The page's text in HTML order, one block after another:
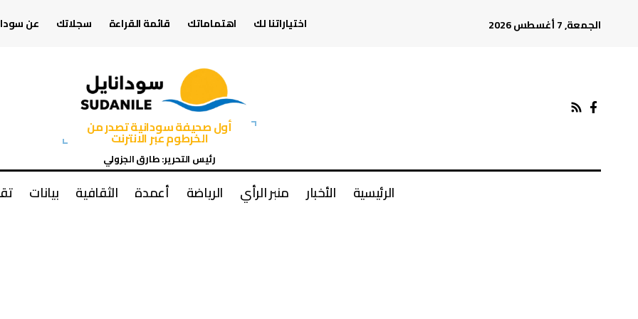
الجمعة, 7 أغسطس 2026 اختياراتنا لك اهتماماتك قائمة القراءة سجلاتك عن
أول صحيفة سودانية تصدر من
الخرطوم عبر الانترنت
رئيس التحرير: طارق الجزولي
الرئيسية الأخبار منبر الرأي الرياضة أعمدة الثقافية بيانات